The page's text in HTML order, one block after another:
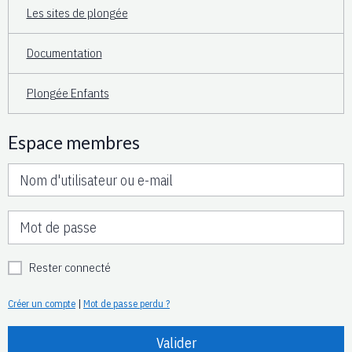
Les sites de plongée
Documentation
Plongée Enfants
Espace membres
Rester connecté
Créer un compte | Mot de passe perdu ?
Valider